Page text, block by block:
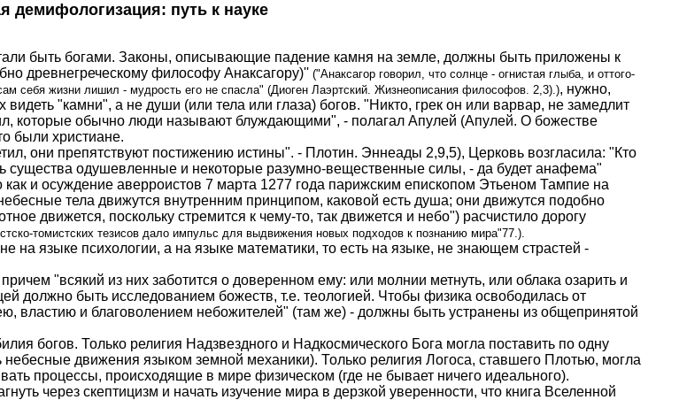
демифологизация: путь к науке
быть богами. Законы, описывающие падение камня на земле, должны быть приложены к
древнегреческому философу Анаксагору)'' ("Анаксагор говорил, что солнце - огнистая глыба, и оттого-
себя жизни лишил - мудрость его не спасла" (Диоген Лаэртский. Жизнеописания философов. 2,3).), нужно,
"камни", а не души (или тела или глаза) богов. "Никто, грек он или варвар, не замедлит
которые обычно люди называют блуждающими", - полагал Апулей (Апулей. О божестве
были христиане.
они препятствуют постижению истины". - Плотин. Эннеады 2,9,5), Церковь возгласила: "Кто
существа одушевленные и некоторые разумно-вещественные силы, - да будет анафема"
и осуждение аверроистов 7 марта 1277 года парижским епископом Этьеном Тампие на
тела движутся внутренним принципом, каковой есть душа; они движутся подобно
движется, поскольку стремится к чему-то, так движется и небо") расчистило дорогу
томистских тезисов дало импульс для выдвижения новых подходов к познанию мира"77.).
на языке психологии, а на языке математики, то есть на языке, не знающем страстей -
"всякий из них заботится о доверенном ему: или молнии метнуть, или облака озарить и
должно быть исследованием божеств, т.е. теологией. Чтобы физика освободилась от
властию и благоволением небожителей" (там же) - должны быть устранены из общепринятой
богов. Только религия Надзвездного и Надкосмического Бога могла поставить по одну
движения языком земной механики). Только религия Логоса, ставшего Плотью, могла
процессы, происходящие в мире физическом (где не бывает ничего идеального).
через скептицизм и начать изучение мира в дерзкой уверенности, что книга Вселенной